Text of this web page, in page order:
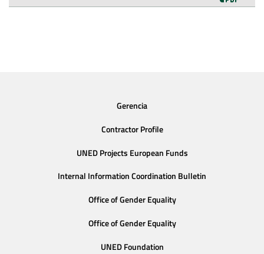
Gerencia
Contractor Profile
UNED Projects European Funds
Internal Information Coordination Bulletin
Office of Gender Equality
Office of Gender Equality
UNED Foundation